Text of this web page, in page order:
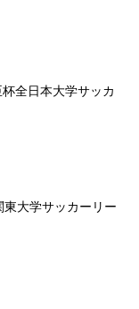
杯全日本大学サッカ
東大学サッカーリー